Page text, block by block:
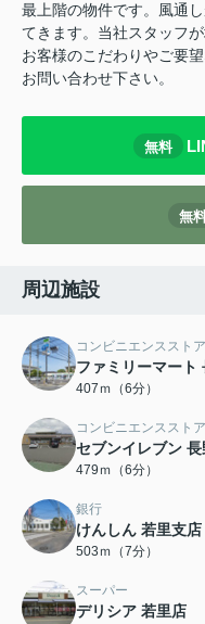
最上階の物件です。風通
てきます。当社スタッフ
お客様のこだわりやご要
お問い合わせ下さい。
無料
無
周辺施設
コンビニエンスストア
ファミリーマート
407ｍ（6分）
コンビニエンスストア
セブンイレブン
479ｍ（6分）
銀行
けんしん 若里支店
503ｍ（7分）
スーパー
デリシア 若里店